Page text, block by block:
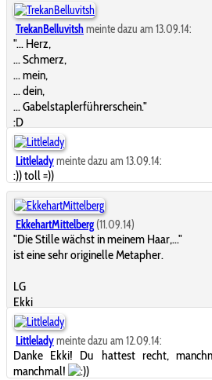
TrekanBelluvitshmeinte dazu am 13.09.14:
"... Herz,
... Schmerz,
... mein,
... dein,
... Gabelstaplerführerschein."
:D
Littleladymeinte dazu am 13.09.14:
:)) toll =))
EkkehartMittelberg (11.09.14)
"Die Stille wächst in meinem Haar,..."
ist eine sehr originelle Metapher.
LG
Ekki
Littleladymeinte dazu am 12.09.14:
Danke Ekki! Du hattest recht,
manchmal!
)